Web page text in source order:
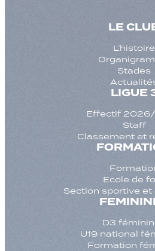
LE
L’histoire
Stades
LIGUE
Effectif
Staff
Classement et
Ecole de
Section sportive
D3
U19 national
Formation